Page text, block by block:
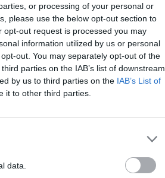
or processing of your personal or
please use the below opt-out section to
out request is processed you may
information utilized by us or personal
out. You may separately opt-out of the
parties on the IAB’s list of downstream
by us to third parties on the IAB’s List of
it to other third parties.
data.
y Enrique
Cuando el
tu puerta,
Redacción
“Europa
poniendo
productos
Artículos